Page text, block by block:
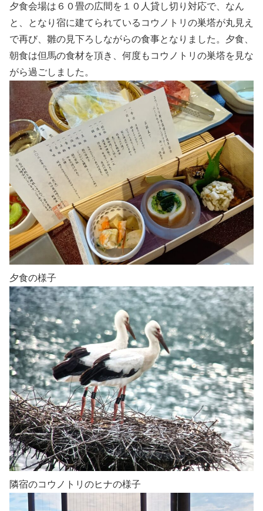
夕食会場は６０畳の広間を１０人貸し切り対応で、なん
と、となり宿に建てられているコウノトリの巣塔が丸見え
で再び、雛の見下ろしながらの食事となりました。夕食、
朝食は但馬の食材を頂き、何度もコウノトリの巣塔を見な
がら過ごしました。
夕食の様子
隣宿のコウノトリのヒナの様子